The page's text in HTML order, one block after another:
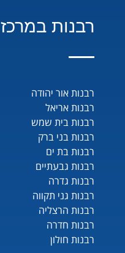
רבנות במרכז
רבנות אור יהודה
רבנות אריאל
רבנות בית שמש
רבנות בני ברק
רבנות בת ים
רבנות גבעתיים
רבנות גדרה
רבנות גני תקווה
רבנות הרצליה
רבנות חדרה
רבנות חולון